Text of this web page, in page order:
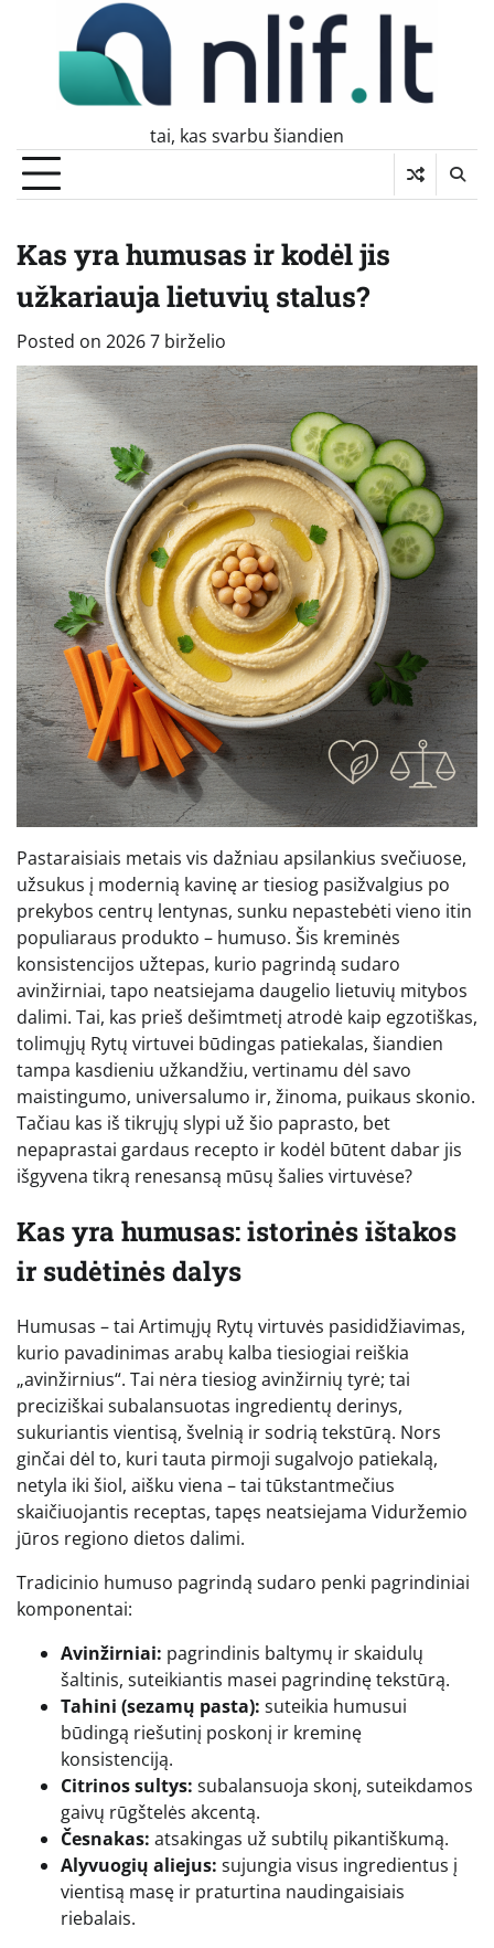
tai, kas svarbu šiandien
Kas yra humusas ir kodėl jis
užkariauja lietuvių stalus?
Posted on 2026 7 birželio
Pastaraisiais metais vis dažniau apsilankius svečiuose,
užsukus į modernią kavinę ar tiesiog pasižvalgius po
prekybos centrų lentynas, sunku nepastebėti vieno itin
populiaraus produkto – humuso. Šis kreminės
konsistencijos užtepas, kurio pagrindą sudaro
avinžirniai, tapo neatsiejama daugelio lietuvių mitybos
dalimi. Tai, kas prieš dešimtmetį atrodė kaip egzotiškas,
tolimųjų Rytų virtuvei būdingas patiekalas, šiandien
tampa kasdieniu užkandžiu, vertinamu dėl savo
maistingumo, universalumo ir, žinoma, puikaus skonio.
Tačiau kas iš tikrųjų slypi už šio paprasto, bet
nepaprastai gardaus recepto ir kodėl būtent dabar jis
išgyvena tikrą renesansą mūsų šalies virtuvėse?
Kas yra humusas: istorinės ištakos
ir sudėtinės dalys
Humusas – tai Artimųjų Rytų virtuvės pasididžiavimas,
kurio pavadinimas arabų kalba tiesiogiai reiškia
„avinžirnius“. Tai nėra tiesiog avinžirnių tyrė; tai
preciziškai subalansuotas ingredientų derinys,
sukuriantis vientisą, švelnią ir sodrią tekstūrą. Nors
ginčai dėl to, kuri tauta pirmoji sugalvojo patiekalą,
netyla iki šiol, aišku viena – tai tūkstantmečius
skaičiuojantis receptas, tapęs neatsiejama Viduržemio
jūros regiono dietos dalimi.
Tradicinio humuso pagrindą sudaro penki pagrindiniai
komponentai:
Avinžirniai: pagrindinis baltymų ir skaidulų
šaltinis, suteikiantis masei pagrindinę tekstūrą.
Tahini (sezamų pasta): suteikia humusui
būdingą riešutinį poskonį ir kreminę
konsistenciją.
Citrinos sultys: subalansuoja skonį, suteikdamos
gaivų rūgštelės akcentą.
Česnakas: atsakingas už subtilų pikantiškumą.
Alyvuogių aliejus: sujungia visus ingredientus į
vientisą masę ir praturtina naudingaisiais
riebalais.